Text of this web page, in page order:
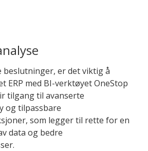
beslutninger, er det viktig å
ERP med BI-verktøyet OneStop
tilgang til avanserte
og tilpassbare
som legger til rette for en
data og bedre